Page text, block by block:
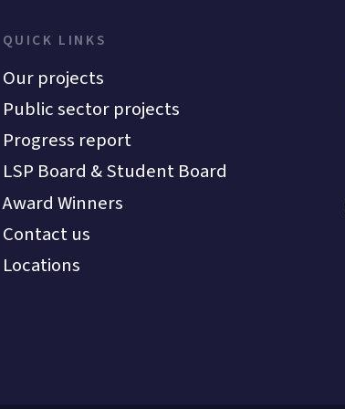
QUICK LINKS
Our projects
Public sector projects
Progress report
LSP Board & Student Board
Award Winners
Contact us
Locations